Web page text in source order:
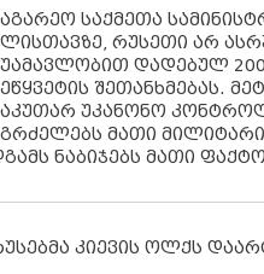
საქმეთა
რუსეთი არ
დადებულ
შეთანხმებას.
უკანონო
მათი
ნაბიჯებს მათი
კიევის ოლქს